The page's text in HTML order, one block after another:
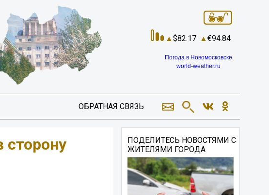
82.17 94.84
Погода в Новомосковске
world-weather.ru
ОБРАТНАЯ СВЯЗЬ
сторону
ПОДЕЛИТЕСЬ НОВОСТЯМИ С
ЖИТЕЛЯМИ ГОРОДА